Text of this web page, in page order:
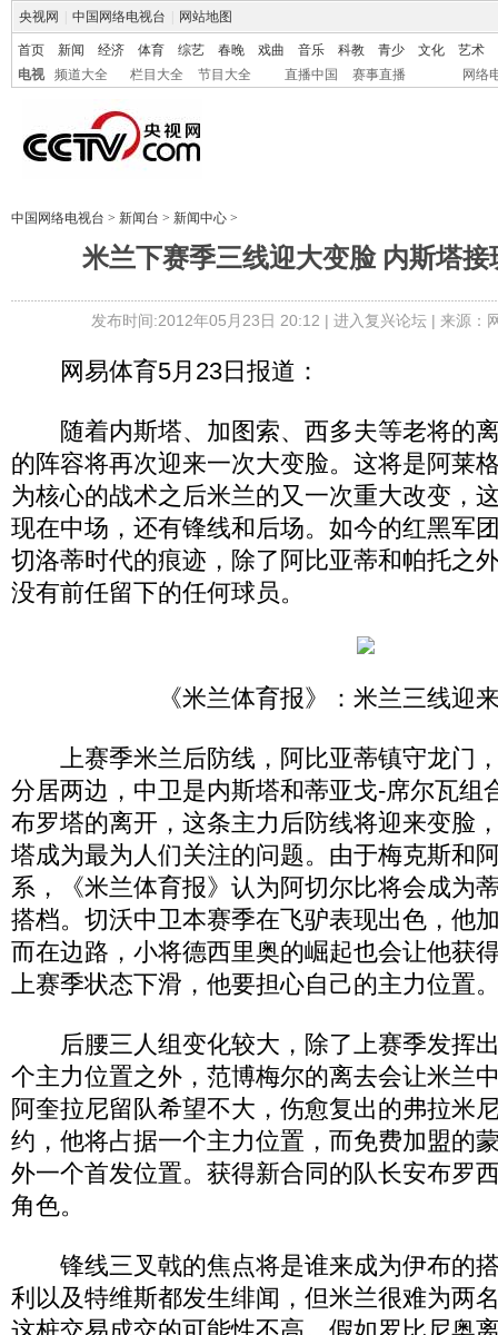
央视网 中国网络电视台 网站地图
首页 新闻 经济 体育 综艺 春晚 戏曲 音乐 科教 青少 文化
艺术
电视
频道大全 栏目大全 节目大全 直播中国 赛事直播 网络
中国网络电视台 > 新闻台 > 新闻中心 >
米兰下赛季三线迎大变脸 内斯塔接
发布时间:2012年05月23日 20:12 | 进入复兴论坛| 来源：
网易体育5月23日报道：
随着内斯塔、加图索、西多夫等老将的
的阵容将再次迎来一次大变脸。这将是阿莱
为核心的战术之后米兰的又一次重大改变，
现在中场，还有锋线和后场。如今的红黑军
切洛蒂时代的痕迹，除了阿比亚蒂和帕托之
没有前任留下的任何球员。
《米兰体育报》：米兰三线迎
上赛季米兰后防线，阿比亚蒂镇守龙门
分居两边，中卫是内斯塔和蒂亚戈-席尔瓦组
布罗塔的离开，这条主力后防线将迎来变脸
塔成为最为人们关注的问题。由于梅克斯和
系，《米兰体育报》认为阿切尔比将会成为
搭档。切沃中卫本赛季在飞驴表现出色，他
而在边路，小将德西里奥的崛起也会让他获
上赛季状态下滑，他要担心自己的主力位置
后腰三人组变化较大，除了上赛季发挥
个主力位置之外，范博梅尔的离去会让米兰
阿奎拉尼留队希望不大，伤愈复出的弗拉米
约，他将占据一个主力位置，而免费加盟的
外一个首发位置。获得新合同的队长安布罗
角色。
锋线三叉戟的焦点将是谁来成为伊布的
利以及特维斯都发生绯闻，但米兰很难为两